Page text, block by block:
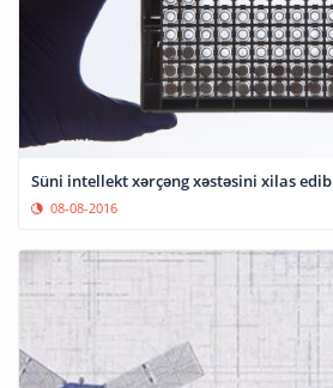
Süni intellekt xərçəng xəstəsini xilas edib
08-08-2016